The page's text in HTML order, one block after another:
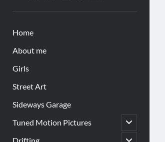
Home
About me
Girls
Street Art
Sideways Garage
Tuned Motion Pictures
Untermenü
öffnen
Untermenü